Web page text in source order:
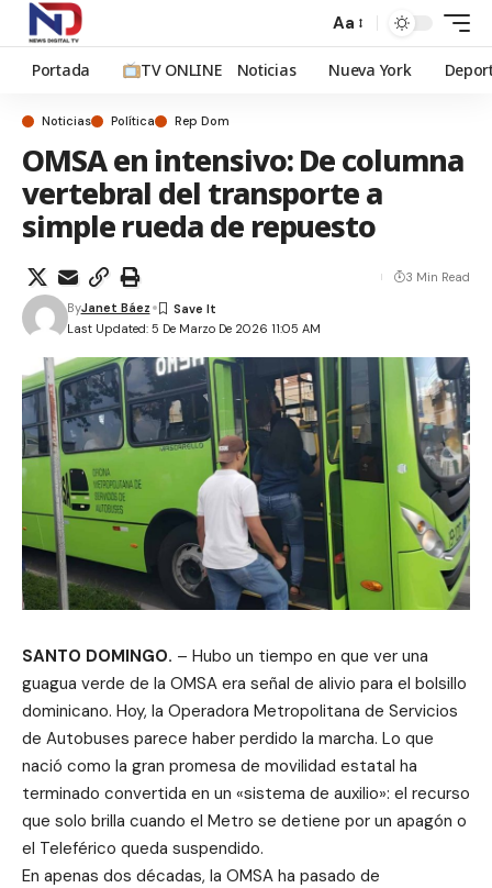
Aa
Portada TV ONLINE Noticias Nueva York
Noticias Política Rep Dom
OMSA en intensivo: De columna
vertebral del transporte a
simple rueda de repuesto
Last Updated: 5 De Marzo De 2026 11:05 AM
ByJanet Báez
3 Min Read
SANTO DOMINGO. – Hubo un tiempo en que ver una
guagua verde de la OMSA era señal de alivio para el bolsillo
dominicano. Hoy, la Operadora Metropolitana de Servicios
de Autobuses parece haber perdido la marcha. Lo que
nació como la gran promesa de movilidad estatal ha
terminado convertida en un «sistema de auxilio»: el recurso
que solo brilla cuando el Metro se detiene por un apagón o
el Teleférico queda suspendido.
En apenas dos décadas, la OMSA ha pasado de